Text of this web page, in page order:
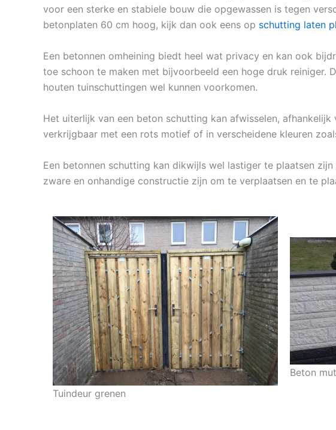
voor een sterke en stabiele bouw die opgewassen is tegen
betonplaten 60 cm hoog, kijk dan ook eens op schutting laten
Een betonnen omheining biedt heel wat privacy en kan ook
toe schoon te maken met bijvoorbeeld een hoge druk reiniger.
houten tuinschuttingen wel kunnen voorkomen.
Het uiterlijk van een beton schutting kan afwisselen,
verkrijgbaar met een rots motief of in verscheidene kleuren
Een betonnen schutting kan dikwijls wel lastiger te plaatsen
zware en onhandige constructie zijn om te verplaatsen en te
Tuindeur grenen
Beton